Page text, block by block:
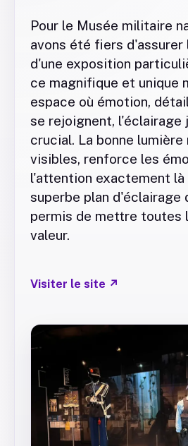
Pour le Musée militaire
avons été fiers d'assurer
d'une exposition
ce magnifique et unique
espace où émotion,
se rejoignent, l'éclairage
crucial. La bonne
visibles, renforce les
l'attention exactement là
superbe plan d'éclairage
permis de mettre toutes
valeur.
Visiter le site ↗